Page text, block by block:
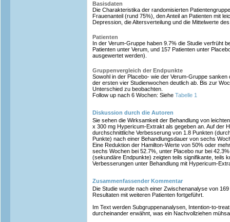
Basisdaten
Die Charakteristika der randomisierten
Frauenanteil (rund 75%), den Anteil an Patienten mit
Depression, die Altersverteilung und die Mittelwerte
Patienten
In der Verum-Gruppe haben 9.7% die Studie verfrüht
Patienten unter Verum, und 157 Patienten unter
ausgewertet werden).
Gruppenvergleich der Endpunkte
Sowohl in der Placebo- wie der Verum-Gruppe sanken
der ersten vier Studienwochen deutlich ab. Bis zur
Unterschied zu beobachten.
Follow up nach 6 Wochen: Siehe Tabelle 1
Diskussion durch die Autoren
Sie sehen die Wirksamkeit der Behandlung von
x 300 mg Hypericum-Extrakt als gegeben an. Auf der
durchschnittliche Verbesserung von 1.8 Punkten
Punkte) nach einer Behandlungsdauer von sechs
Eine Reduktion der Hamilton-Werte von 50% oder
sechs Wochen bei 52.7%, unter Placebo nur bei
(sekundäre Endpunkte) zeigten teils signifikante, teils
Verbesserungen unter Behandlung mit Hypericum-
Zusammenfassender Kommentar
Die Studie wurde nach einer Zwischenanalyse von
Resultaten mit weiteren Patienten fortgeführt.
Im Text werden Subgruppenanalysen, Intention-to-
durcheinander erwähnt, was ein Nachvollziehen